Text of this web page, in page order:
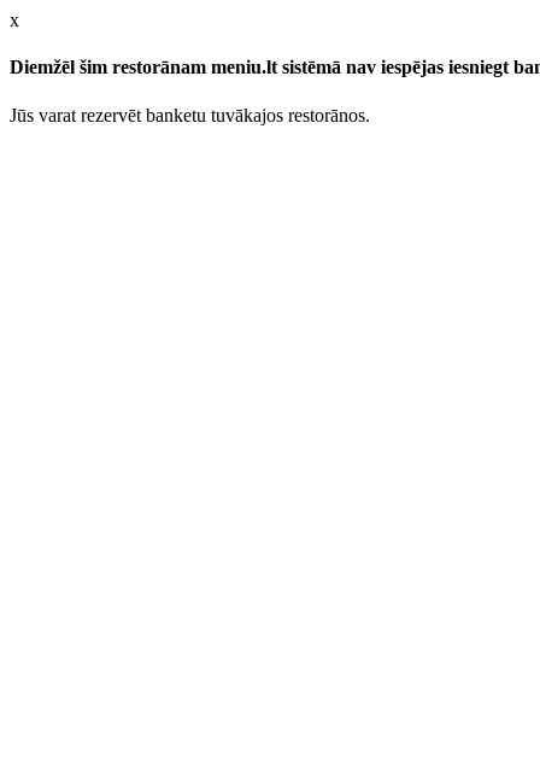
x
Diemžēl šim restorānam meniu.lt sistēmā nav iespējas iesniegt
Jūs varat rezervēt banketu tuvākajos restorānos.